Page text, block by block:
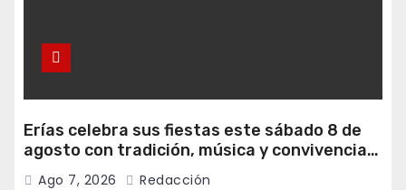
Erías celebra sus fiestas este sábado 8 de
agosto con tradición, música y convivencia
vecinal
Ago 7, 2026 Redacción